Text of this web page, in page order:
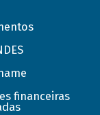
financeiras